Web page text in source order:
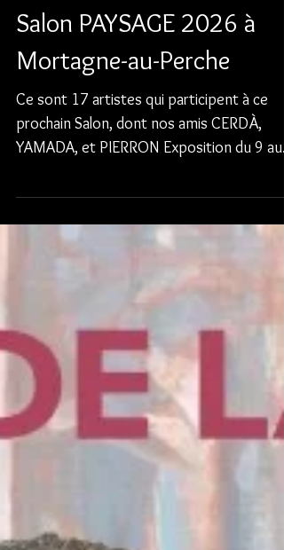
Salon PAYSAGE 2026 à
Mortagne-au-Perche
Ce sont 17 artistes qui participent à ce
prochain Salon, dont nos amis CERDÀ,
17 mai 2026 11h/19h Le Carré du Perche
23, rue Ferdinand de Boyères 61400
Mortagne-au-Perche Vernissage le samedi